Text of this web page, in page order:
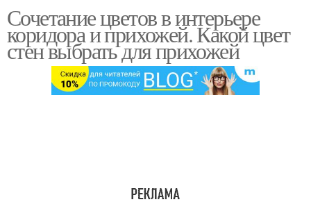
Сочетание цветов в интерьере
коридора и прихожей. Какой цвет
стен выбрать для прихожей